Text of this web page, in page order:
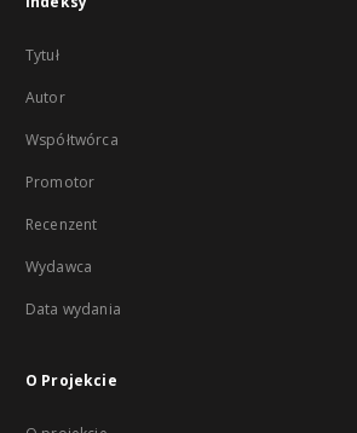
Tytuł
Autor
Współtwórca
Promotor
Recenzent
Wydawca
Data wydania
O Projekcie